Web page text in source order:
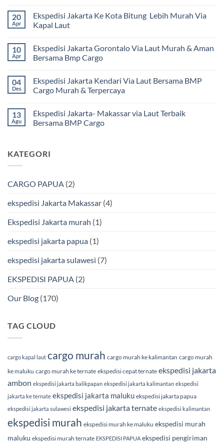
komentar
pada
Ekspedisi
Murah
dan
Terpercaya
Cargo
Jakarta
ke
BMP
Cargo
20
Apr
Ekspedisi Jakarta Ke Kota Bitung Lebih Murah Via
Kapal Laut
komentar
pada
Ekspedisi
Kota
Bitung
Lebih
Kapal
Laut
10
Apr
Ekspedisi Jakarta Gorontalo Via Laut Murah & Aman
Bersama Bmp Cargo
komentar
pada
Ekspedisi
Via
Laut
Murah
Bmp
Cargo
04
Des
Ekspedisi Jakarta Kendari Via Laut Bersama BMP
Cargo Murah & Terpercaya
komentar
pada
Ekspedisi
Laut
Bersama
&
13
Agu
Ekspedisi Jakarta- Makassar via Laut Terbaik
Bersama BMP Cargo
pada
Ekspedisi
Laut
BMP
KATEGORI
CARGO PAPUA (2)
ekspedisi Jakarta Makassar (4)
Ekspedisi Jakarta murah (1)
ekspedisi jakarta papua (1)
ekspedisi jakarta sulawesi (7)
EKSPEDISI PAPUA (2)
Our Blog (170)
TAG CLOUD
cargo kapal laut cargo murah cargo murah ke kalimantan cargo murah
ke maluku cargo murah ke ternate ekspedisi cepat ternate ekspedisi jakarta
ambon ekspedisi jakarta balikpapan ekspedisi jakarta kalimantan ekspedisi
jakarta ke ternate ekspedisi jakarta maluku ekspedisi jakarta papua
ekspedisi jakarta sulawesi ekspedisi jakarta ternate ekspedisi kalimantan
ekspedisi murah ekspedisi murah ke maluku ekspedisi murah
maluku ekspedisi murah ternate EKSPEDISI PAPUA ekspedisi pengiriman